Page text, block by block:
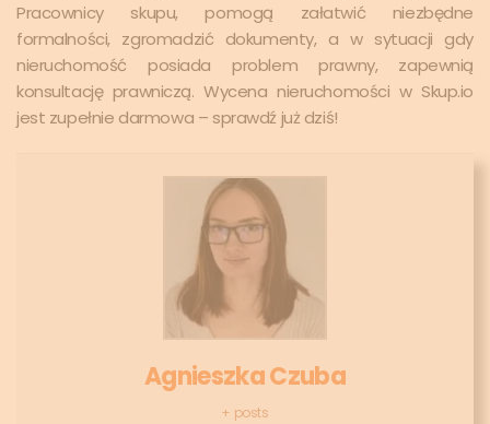
Pracownicy skupu, pomogą załatwić niezbędne
formalności, zgromadzić dokumenty, a w sytuacji gdy
nieruchomość posiada problem prawny, zapewnią
konsultację prawniczą. Wycena nieruchomości w Skup.io
jest zupełnie darmowa – sprawdź już dziś!
Agnieszka Czuba
+ posts